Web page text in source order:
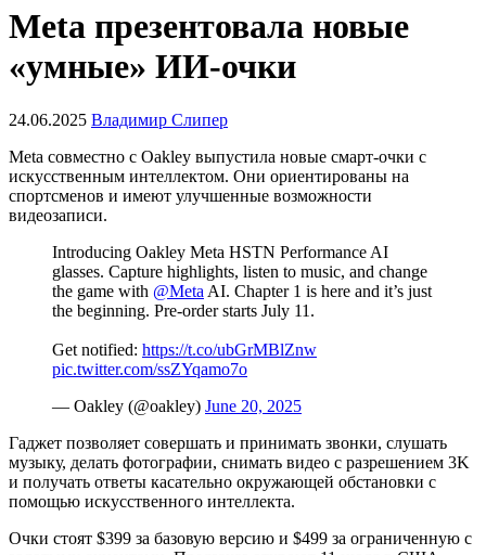
Meta презентовала новые
«умные» ИИ-очки
24.06.2025 Владимир Слипер
Meta совместно с Oakley выпустила новые смарт-очки с
искусственным интеллектом. Они ориентированы на
спортсменов и имеют улучшенные возможности
видеозаписи.
Introducing Oakley Meta HSTN Performance AI
glasses. Capture highlights, listen to music, and change
the game with @Meta AI. Chapter 1 is here and it’s just
the beginning. Pre-order starts July 11.
Get notified: https://t.co/ubGrMBlZnw
pic.twitter.com/ssZYqamo7o
— Oakley (@oakley) June 20, 2025
Гаджет позволяет совершать и принимать звонки, слушать
музыку, делать фотографии, снимать видео с разрешением 3K
и получать ответы касательно окружающей обстановки с
помощью искусственного интеллекта.
Очки стоят $399 за базовую версию и $499 за ограниченную с